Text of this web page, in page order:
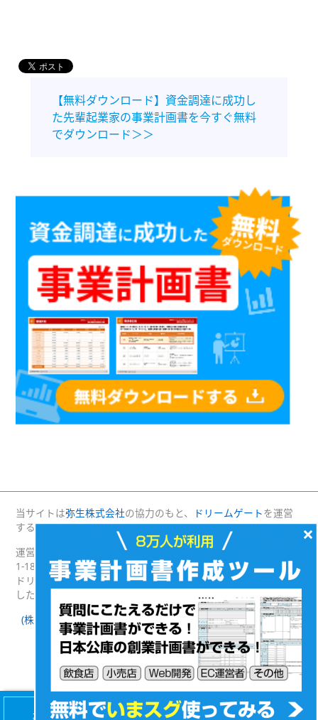
【無料ダウンロード】資金調達に成功し
た先輩起業家の事業計画書を今すぐ無料
でダウンロード＞＞
当サイトは弥生株式会社の協力のもと、 ドリームゲートを運営
する(株)プロジェクトニッポンが運営・管理しています。
運営：(株)プロジェクトニッポン 〒160-0004 東京都新宿区四谷
1-18 綿半野原ビル別館8階
ドリームゲートは経済産業省の後援を受けて2003年4月に発足
した日本最大級の起業支援プラットフォームです。
(株)プロジェクトニッポン 会社概要 ｜ ドリームゲートとは｜
ドリームゲート公式SNSFacebook
Twitter
(c) DREAMGATE PROJECT. ALL RIGHTS RESERVED.
【無料】8万人が利用！
事業計画書カンタン作成
会社設立・経営
マニュアルプレゼント
×